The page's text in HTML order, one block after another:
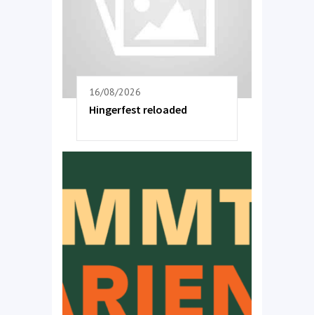
16/08/2026
Hingerfest reloaded